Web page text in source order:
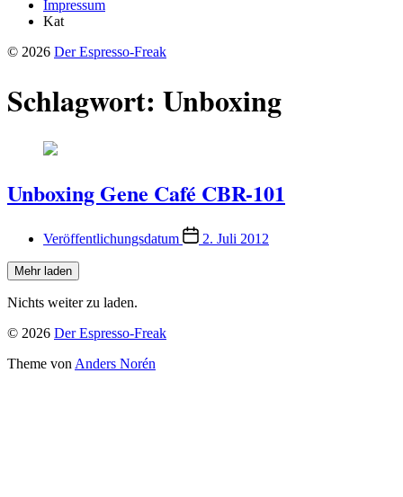
Impressum
Kat
© 2026 Der Espresso-Freak
Schlagwort: Unboxing
Unboxing Gene Café CBR-101
Veröffentlichungsdatum 2. Juli 2012
Mehr laden
Nichts weiter zu laden.
© 2026 Der Espresso-Freak
Theme von Anders Norén